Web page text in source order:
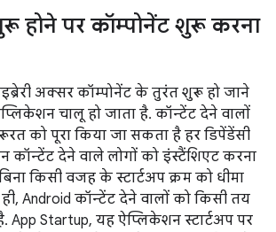
होने पर कॉम्पोनेंट शुरू करना
अक्सर कॉम्पोनेंट के तुरंत शुरू हो जाने
चालू हो जाता है. कॉन्टेंट देने वालों
को पूरा किया जा सकता है हर डिपेंडेंसी
कॉन्टेंट देने वाले लोगों को इंस्टैंशिएट करना
किसी वजह के स्टार्टअप क्रम को धीमा
Android कॉन्टेंट देने वालों को किसी तय
App Startup, यह ऐप्लिकेशन स्टार्टअप पर